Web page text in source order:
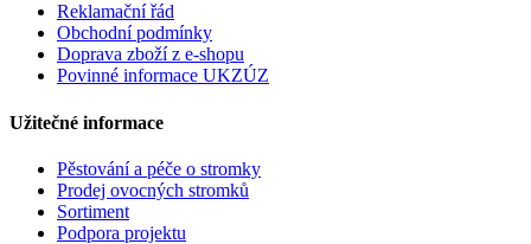
Reklamační řád
Obchodní podmínky
Doprava zboží z e-shopu
Povinné informace UKZÚZ
Užitečné informace
Pěstování a péče o stromky
Prodej ovocných stromků
Sortiment
Podpora projektu